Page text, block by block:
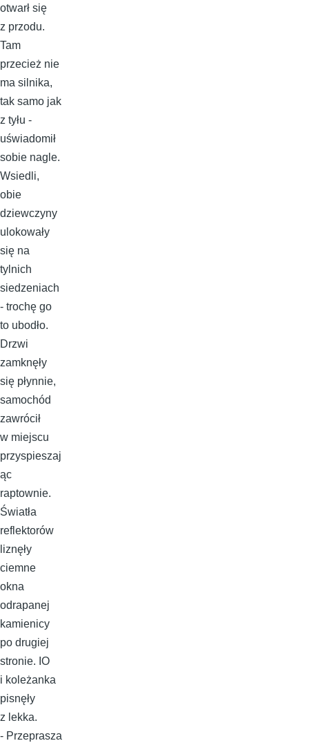
otwarł się
z przodu.
Tam
przecież nie
ma silnika,
tak samo jak
z tyłu -
uświadomił
sobie nagle.
Wsiedli,
obie
dziewczyny
ulokowały
się na
tylnich
siedzeniach
- trochę go
to ubodło.
Drzwi
zamknęły
się płynnie,
samochód
zawrócił
w miejscu
przyspieszaj
ąc
raptownie.
Światła
reflektorów
liznęły
ciemne
okna
odrapanej
kamienicy
po drugiej
stronie. IO
i koleżanka
pisnęły
z lekka.
- Przeprasza